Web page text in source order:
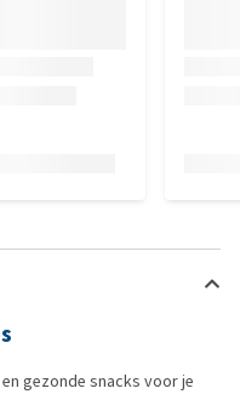
gezonde snacks voor je